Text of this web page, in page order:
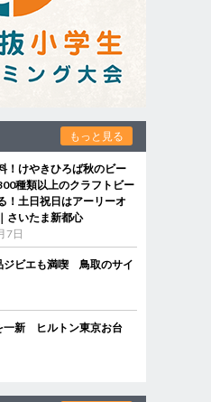
もっと見る
！けやきひろば秋のビー
種類以上のクラフトビー
！土日祝日はアーリーオ
さいたま新都心
7日
ジビエも満喫 鳥取のサイ
一新 ヒルトン東京お台